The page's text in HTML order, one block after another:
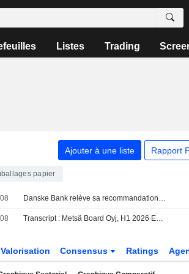
Listes Trading
Ajouter à une liste Rapport
papier
Danske Bank relève sa recommandation sur Metsä Board à l'achat (conserver), objectif de cours à 4 euros - BN
Transcript : Metsä Board Oyj, H1 2026 Earnings Call, Aug 06, 2026
Valorisation Consensus Ratings